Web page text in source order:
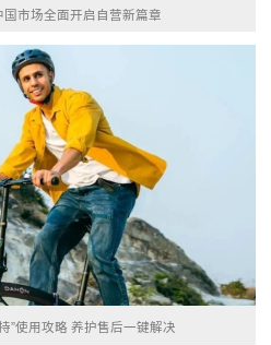
国市场全面开启自营新篇章
”使用攻略 养护售后一键解决